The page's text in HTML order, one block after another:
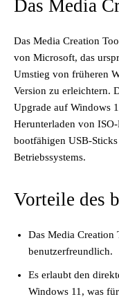
Das Media
Das Media Creation
von Microsoft, das
Umstieg von früheren
Version zu erleichtern.
Upgrade auf Windows
Herunterladen von
bootfähigen USB-
Betriebssystems.
Vorteile des
Das Media Creation
benutzerfreundlich.
Es erlaubt den
Windows 11, was